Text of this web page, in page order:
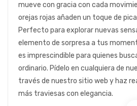
mueve con gracia con cada
orejas rojas añaden un toque de
Perfecto para explorar nuevas
elemento de sorpresa a tus
es imprescindible para quienes
ordinario. Pídelo en cualquiera de
través de nuestro sitio web y haz
más traviesas con elegancia.